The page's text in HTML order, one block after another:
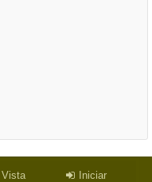
Vista
Iniciar